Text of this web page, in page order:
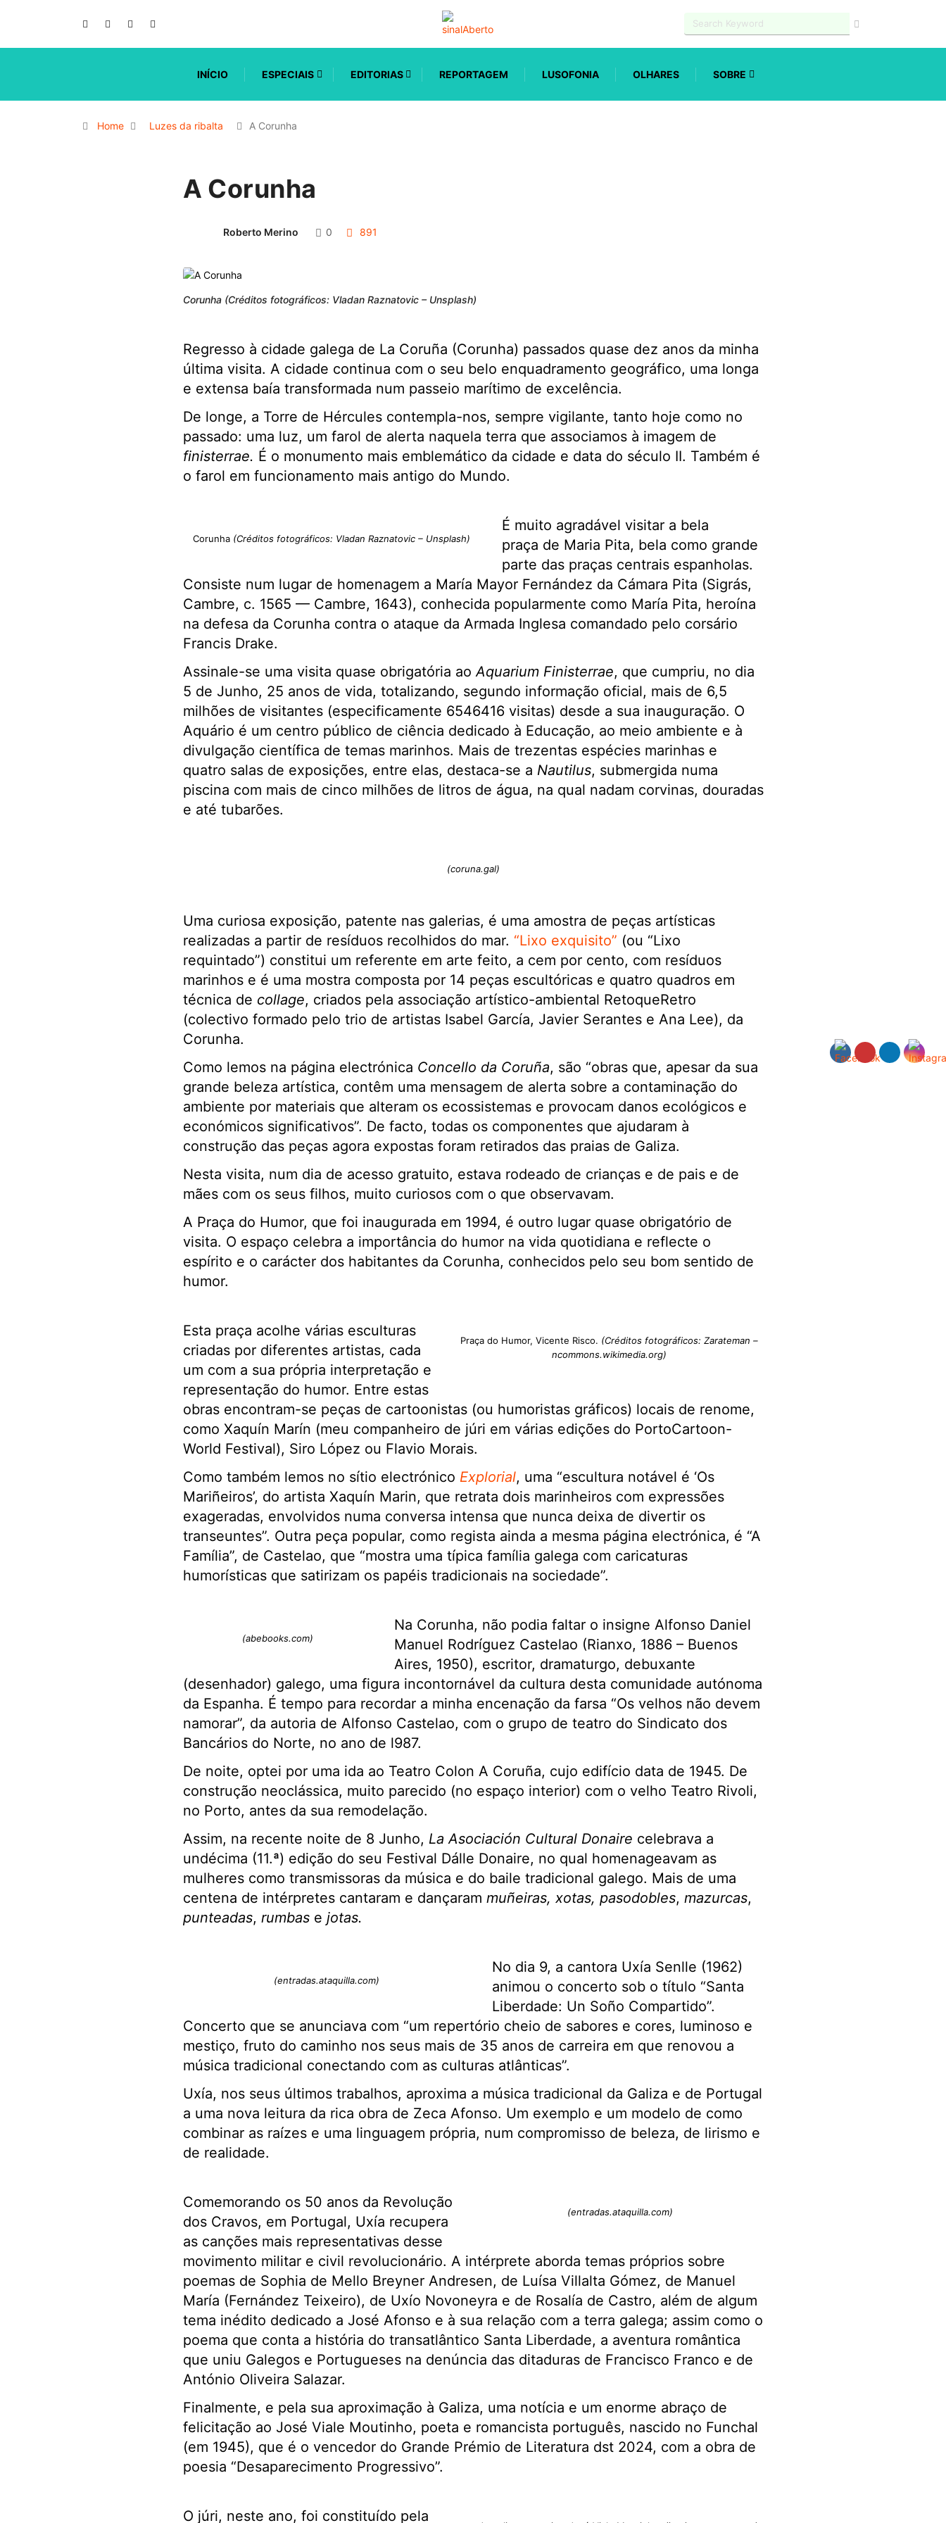
INÍCIO ESPECIAIS EDITORIAS REPORTAGEM LUSOFONIA OLHARES SOBRE
Home Luzes da ribalta A Corunha
A Corunha
Roberto Merino 0 891
Corunha (Créditos fotográficos: Vladan Raznatovic – Unsplash)
Regresso à cidade galega de La Coruña (Corunha) passados quase dez anos da minha
última visita. A cidade continua com o seu belo enquadramento geográfico, uma longa
e extensa baía transformada num passeio marítimo de excelência.
De longe, a Torre de Hércules contempla-nos, sempre vigilante, tanto hoje como no
passado: uma luz, um farol de alerta naquela terra que associamos à imagem de
finisterrae. É o monumento mais emblemático da cidade e data do século II. Também é
o farol em funcionamento mais antigo do Mundo.
Corunha (Créditos fotográficos: Vladan Raznatovic – Unsplash)
É muito agradável visitar a bela
praça de Maria Pita, bela como grande
parte das praças centrais espanholas.
Consiste num lugar de homenagem a María Mayor Fernández da Cámara Pita (Sigrás,
Cambre, c. 1565 — Cambre, 1643), conhecida popularmente como María Pita, heroína
na defesa da Corunha contra o ataque da Armada Inglesa comandado pelo corsário
Francis Drake.
Assinale-se uma visita quase obrigatória aoAquarium Finisterrae, que cumpriu, no dia
5 de Junho, 25 anos de vida, totalizando, segundo informação oficial, mais de 6,5
milhões de visitantes (especificamente 6546416 visitas) desde a sua inauguração. O
Aquário é um centro público de ciência dedicado à Educação, ao meio ambiente e à
divulgação científica de temas marinhos. Mais de trezentas espécies marinhas e
quatro salas de exposições, entre elas, destaca-se a Nautilus, submergida numa
piscina com mais de cinco milhões de litros de água, na qual nadam corvinas, douradas
e até tubarões.
(coruna.gal)
Uma curiosa exposição, patente nas galerias, é uma amostra de peças artísticas
realizadas a partir de resíduos recolhidos do mar. “Lixo exquisito” (ou “Lixo
requintado”) constitui um referente em arte feito, a cem por cento, com resíduos
marinhos e é uma mostra composta por 14 peças escultóricas e quatro quadros em
técnica de collage, criados pela associação artístico-ambiental RetoqueRetro
(colectivo formado pelo trio de artistas Isabel García, Javier Serantes e Ana Lee), da
Corunha.
Como lemos na página electrónica Concello da Coruña, são “obras que, apesar da sua
grande beleza artística, contêm uma mensagem de alerta sobre a contaminação do
ambiente por materiais que alteram os ecossistemas e provocam danos ecológicos e
económicos significativos”. De facto, todas os componentes que ajudaram à
construção das peças agora expostas foram retirados das praias de Galiza.
Nesta visita, num dia de acesso gratuito, estava rodeado de crianças e de pais e de
mães com os seus filhos, muito curiosos com o que observavam.
A Praça do Humor, que foi inaugurada em 1994, é outro lugar quase obrigatório de
visita. O espaço celebra a importância do humor na vida quotidiana e reflecte o
espírito e o carácter dos habitantes da Corunha, conhecidos pelo seu bom sentido de
humor.
Praça do Humor, Vicente Risco. (Créditos fotográficos: Zarateman –
ncommons.wikimedia.org)
Esta praça acolhe várias esculturas
criadas por diferentes artistas, cada
um com a sua própria interpretação e
representação do humor. Entre estas
obras encontram-se peças de cartoonistas (ou humoristas gráficos) locais de renome,
como Xaquín Marín (meu companheiro de júri em várias edições do PortoCartoon-
World Festival), Siro López ou Flavio Morais.
Como também lemos no sítio electrónico Explorial, uma “escultura notável é ‘Os
Mariñeiros’, do artista Xaquín Marin, que retrata dois marinheiros com expressões
exageradas, envolvidos numa conversa intensa que nunca deixa de divertir os
transeuntes”. Outra peça popular, como regista ainda a mesma página electrónica, é “A
Família”, de Castelao, que “mostra uma típica família galega com caricaturas
humorísticas que satirizam os papéis tradicionais na sociedade”.
(abebooks.com)
Na Corunha, não podia faltar o insigne Alfonso Daniel
Manuel Rodríguez Castelao (Rianxo, 1886 – Buenos
Aires, 1950), escritor, dramaturgo, debuxante
(desenhador) galego, uma figura incontornável da cultura desta comunidade autónoma
da Espanha. É tempo para recordar a minha encenação da farsa “Os velhos não devem
namorar”, da autoria de Alfonso Castelao, com o grupo de teatro do Sindicato dos
Bancários do Norte, no ano de l987.
De noite, optei por uma ida ao Teatro Colon A Coruña, cujo edifício data de 1945. De
construção neoclássica, muito parecido (no espaço interior) com o velho Teatro Rivoli,
no Porto, antes da sua remodelação.
Assim, na recente noite de 8 Junho, La Asociación Cultural Donaire celebrava a
undécima (11.ª) edição do seu Festival Dálle Donaire, no qual homenageavam as
mulheres como transmissoras da música e do baile tradicional galego. Mais de uma
centena de intérpretes cantaram e dançaram muñeiras, xotas, pasodobles, mazurcas,
punteadas, rumbas e jotas.
(entradas.ataquilla.com)
No dia 9, a cantora Uxía Senlle (1962)
animou o concerto sob o título “Santa
Liberdade: Un Soño Compartido”.
Concerto que se anunciava com “um repertório cheio de sabores e cores, luminoso e
mestiço, fruto do caminho nos seus mais de 35 anos de carreira em que renovou a
música tradicional conectando com as culturas atlânticas”.
Uxía, nos seus últimos trabalhos, aproxima a música tradicional da Galiza e de Portugal
a uma nova leitura da rica obra de Zeca Afonso. Um exemplo e um modelo de como
combinar as raízes e uma linguagem própria, num compromisso de beleza, de lirismo e
de realidade.
(entradas.ataquilla.com)
Comemorando os 50 anos da Revolução
dos Cravos, em Portugal, Uxía recupera
as canções mais representativas desse
movimento militar e civil revolucionário. A intérprete aborda temas próprios sobre
poemas de Sophia de Mello Breyner Andresen, de Luísa Villalta Gómez, de Manuel
María (Fernández Teixeiro), de Uxío Novoneyra e de Rosalía de Castro, além de algum
tema inédito dedicado a José Afonso e à sua relação com a terra galega; assim como o
poema que conta a história do transatlântico Santa Liberdade, a aventura romântica
que uniu Galegos e Portugueses na denúncia das ditaduras de Francisco Franco e de
António Oliveira Salazar.
Finalmente, e pela sua aproximação à Galiza, uma notícia e um enorme abraço de
felicitação ao José Viale Moutinho, poeta e romancista português, nascido no Funchal
(em 1945), que é o vencedor do Grande Prémio de Literatura dst 2024, com a obra de
poesia “Desaparecimento Progressivo”.
O júri, neste ano, foi constituído pela